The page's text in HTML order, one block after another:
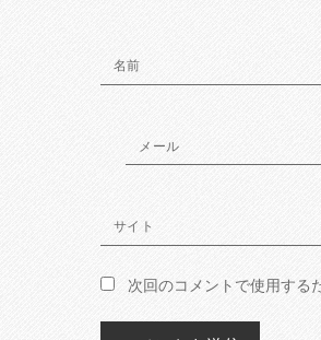
名前
メール
サイト
次回のコメントで使用する